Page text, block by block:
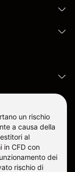
un rischio
a causa della
al
in CFD con
dei
rischio di